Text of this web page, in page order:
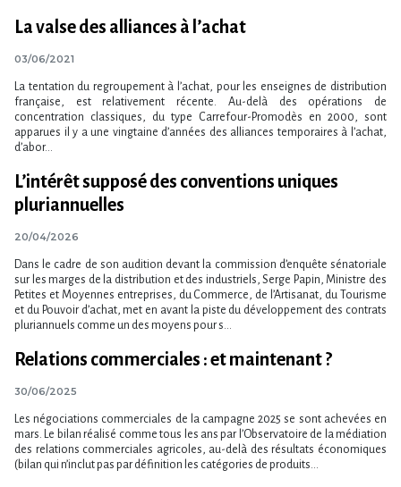
La valse des alliances à l’achat
03/06/2021
La tentation du regroupement à l’achat, pour les enseignes de distribution
française, est relativement récente. Au-delà des opérations de
concentration classiques, du type Carrefour-Promodès en 2000, sont
apparues il y a une vingtaine d’années des alliances temporaires à l’achat,
d’abor...
L’intérêt supposé des conventions uniques
pluriannuelles
20/04/2026
Dans le cadre de son audition devant la commission d​‌’enquête sénatoriale
sur les marges de la distribution et des industriels, Serge Papin, Ministre des
Petites et Moyennes entreprises, du Commerce, de l​‌’Artisanat, du Tourisme
et du Pouvoir d​‌’achat, met en avant la piste du développement des contrats
pluriannuels comme un des moyens pour s...
Relations commerciales : et maintenant ?
30/06/2025
Les négociations commerciales de la campagne 2025 se sont achevées en
mars. Le bilan réalisé comme tous les ans par l’Observatoire de la médiation
des relations commerciales agricoles, au-delà des résultats économiques
(bilan qui n’inclut pas par définition les catégories de produits...